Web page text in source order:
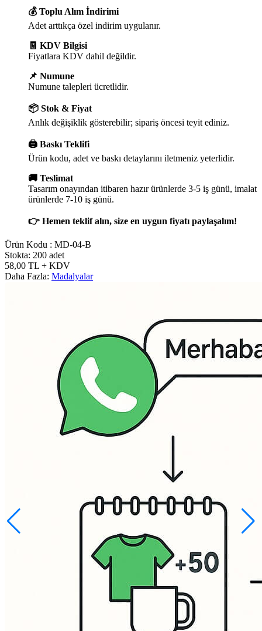
💰 Toplu Alım İndirimi
Adet arttıkça özel indirim uygulanır.
🧾 KDV Bilgisi
Fiyatlara KDV dahil değildir.
📌 Numune
Numune talepleri ücretlidir.
📦 Stok & Fiyat
Anlık değişiklik gösterebilir; sipariş öncesi teyit ediniz.
🖨️ Baskı Teklifi
Ürün kodu, adet ve baskı detaylarını iletmeniz yeterlidir.
🚚 Teslimat
Tasarım onayından itibaren hazır ürünlerde 3-5 iş günü, imalat
ürünlerde 7-10 iş günü.
👉 Hemen teklif alın, size en uygun fiyatı paylaşalım!
Ürün Kodu : MD-04-B
Stokta: 200 adet
58,00 TL + KDV
Daha Fazla: Madalyalar